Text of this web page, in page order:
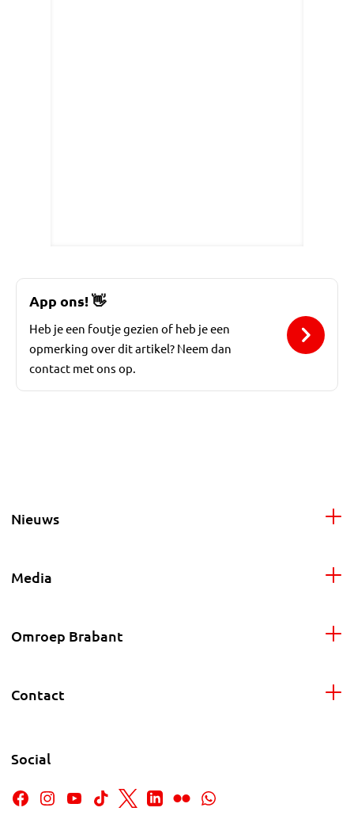
App ons!👋
Heb je een foutje gezien of heb je een
opmerking over dit artikel? Neem dan
contact met ons op.
Nieuws
Media
Omroep Brabant
Contact
Social